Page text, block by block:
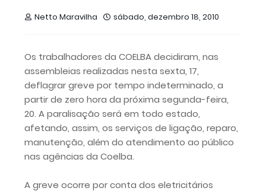
Netto Maravilha sábado, dezembro 18, 2010
Os trabalhadores da COELBA decidiram, nas
assembleias realizadas nesta sexta, 17,
deflagrar greve por tempo indeterminado, a
partir de zero hora da próxima segunda-feira,
20. A paralisação será em todo estado,
afetando, assim, os serviços de ligação, reparo,
manutenção, além do atendimento ao público
nas agências da Coelba.
A greve ocorre por conta dos eletricitários